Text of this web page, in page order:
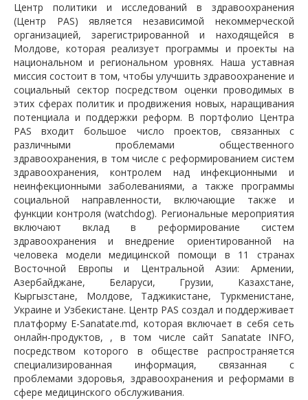
Центр политики и исследований в здравоохранения
(Центр PAS) является независимой некоммерческой
организацией, зарегистрированной и находящейся в
Молдове, которая реализует программы и проекты на
национальном и региональном уровнях. Наша уставная
миссия состоит в том, чтобы улучшить здравоохранение и
социальный сектор посредством оценки проводимых в
этих сферах политик и продвижения новых, наращивания
потенциала и поддержки реформ. В портфолио Центра
PAS входит большое число проектов, связанных с
различными проблемами общественного
здравоохранения, в том числе с реформированием систем
здравоохранения, контролем над инфекционными и
неинфекционными заболеваниями, а также программы
социальной направленности, включающие также и
функции контроля (watchdog). Региональные мероприятия
включают вклад в реформирование систем
здравоохранения и внедрение ориентированной на
человека модели медицинской помощи в 11 странах
Восточной Европы и Центральной Азии: Армении,
Азербайджане, Беларуси, Грузии, Казахстане,
Кыргызстане, Молдове, Таджикистане, Туркменистане,
Украине и Узбекистане. Центр PAS создал и поддерживает
платформу E-Sanatate.md, которая включает в себя сеть
онлайн-продуктов, , в том числе сайт Sanatate INFO,
посредством которого в обществе распространяется
специализированная информация, связанная с
проблемами здоровья, здравоохранения и реформами в
сфере медицинского обслуживания.